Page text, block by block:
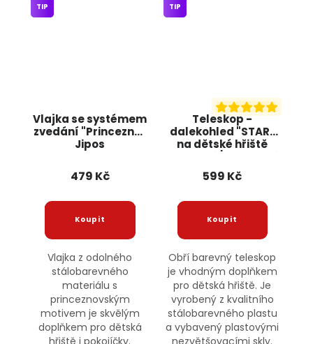
Vlajka se systémem
zvedání "Princezna"
Jipos
TIP
479 Kč
Vlajka z odolného
stálobarevného
materiálu s
princeznovským
motivem je skvělým
doplňkem pro dětská
hřiště i pokojíčky.
Teleskop -
dalekohled "STAR"
na dětské hřiště
JIPOS
TIP
599 Kč
Obří barevný teleskop
je vhodným doplňkem
pro dětská hřiště. Je
vyrobený z kvalitního
stálobarevného plastu
a vybavený plastovými
nezvětšovacími skly.